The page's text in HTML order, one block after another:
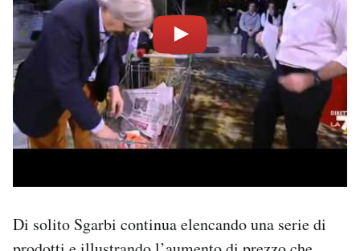
Di solito Sgarbi continua elencando una serie di